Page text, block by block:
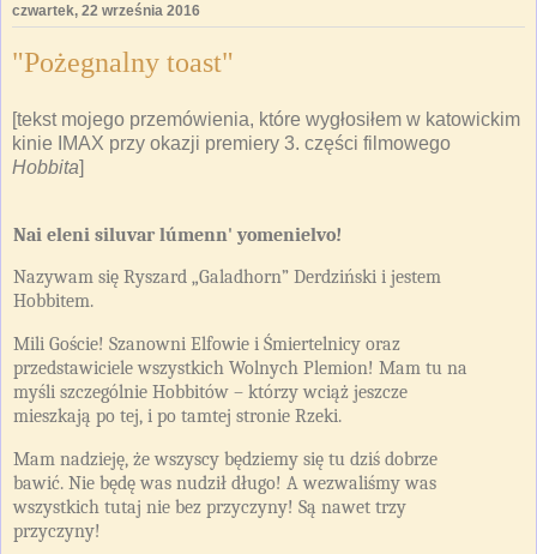
czwartek, 22 września 2016
"Pożegnalny toast"
[tekst mojego przemówienia, które wygłosiłem w katowickim
kinie IMAX przy okazji premiery 3. części filmowego
Hobbita]
Nai eleni siluvar lúmenn' yomenielvo!
Nazywam się Ryszard „Galadhorn” Derdziński i jestem
Hobbitem.
Mili Goście! Szanowni Elfowie i Śmiertelnicy oraz
przedstawiciele wszystkich Wolnych Plemion! Mam tu na
myśli szczególnie Hobbitów – którzy wciąż jeszcze
mieszkają po tej, i po tamtej stronie Rzeki.
Mam nadzieję, że wszyscy będziemy się tu dziś dobrze
bawić. Nie będę was nudził długo! A wezwaliśmy was
wszystkich tutaj nie bez przyczyny! Są nawet trzy
przyczyny!